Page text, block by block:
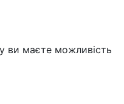
ви маєте можливість